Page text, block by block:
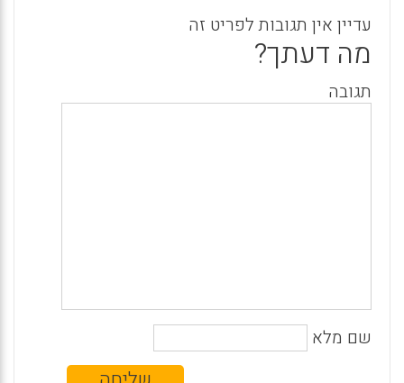
עדיין אין תגובות לפריט זה
מה דעתך?
תגובה
שם מלא